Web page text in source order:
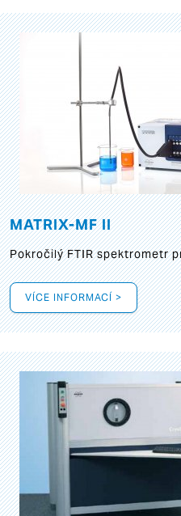
MATRIX-MF II
Pokročilý FTIR spektrometr
VÍCE INFORMACÍ >